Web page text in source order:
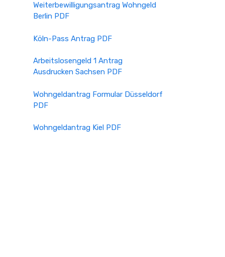
Weiterbewilligungsantrag Wohngeld
Berlin PDF
Köln-Pass Antrag PDF
Arbeitslosengeld 1 Antrag
Ausdrucken Sachsen PDF
Wohngeldantrag Formular Düsseldorf
PDF
Wohngeldantrag Kiel PDF